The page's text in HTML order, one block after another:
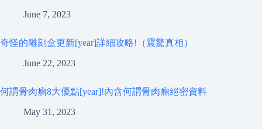
June 7, 2023
奇怪的雕刻盒更新[year]詳細攻略!（震驚真相）
June 22, 2023
何謂骨肉瘤8大優點[year]!內含何謂骨肉瘤絕密資料
May 31, 2023